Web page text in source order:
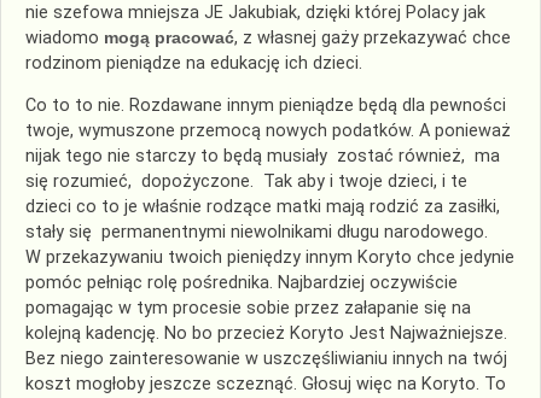
nie szefowa mniejsza JE Jakubiak, dzięki której Polacy jak
wiadomo mogą pracować, z własnej gaży przekazywać chce
rodzinom pieniądze na edukację ich dzieci.
Co to to nie. Rozdawane innym pieniądze będą dla pewności
twoje, wymuszone przemocą nowych podatków. A ponieważ
nijak tego nie starczy to będą musiały zostać również, ma
się rozumieć, dopożyczone. Tak aby i twoje dzieci, i te
dzieci co to je właśnie rodzące matki mają rodzić za zasiłki,
stały się permanentnymi niewolnikami długu narodowego.
W przekazywaniu twoich pieniędzy innym Koryto chce jedynie
pomóc pełniąc rolę pośrednika. Najbardziej oczywiście
pomagając w tym procesie sobie przez załapanie się na
kolejną kadencję. No bo przecież Koryto Jest Najważniejsze.
Bez niego zainteresowanie w uszczęśliwianiu innych na twój
koszt mogłoby jeszcze sczeznąć. Głosuj więc na Koryto. To